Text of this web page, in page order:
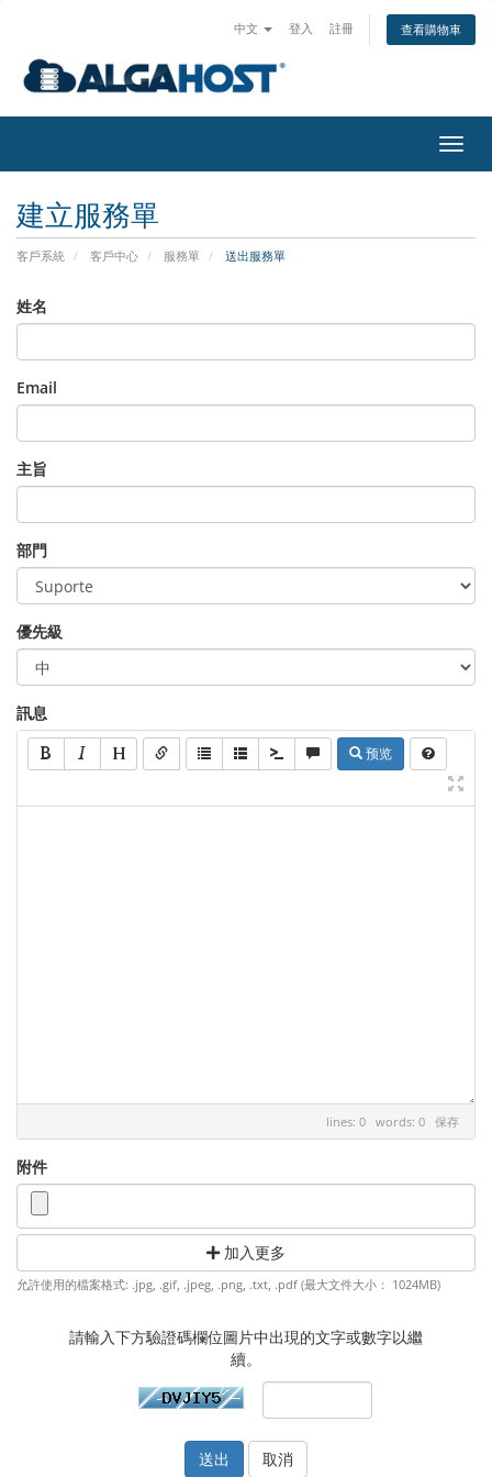
中文 登入 註冊 查看購物車
切
換
建立服務單
客戶系統 客戶中心 服務單 送出服務單
姓名
Email
主旨
部門
優先級
訊息
预览
lines: 0 words: 0 保存
附件
加入更多
允許使用的檔案格式: .jpg, .gif, .jpeg, .png, .txt, .pdf (最大文件大小： 1024MB)
請輸入下方驗證碼欄位圖片中出現的文字或數字以繼
續。
取消